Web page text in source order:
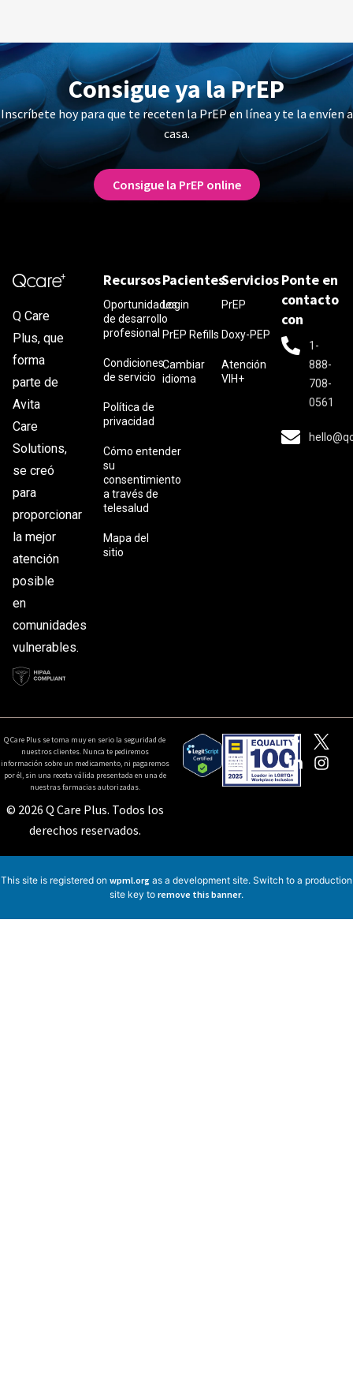
Consigue ya la PrEP
Inscríbete hoy para que te receten la PrEP en línea y te la envíen a
casa.
Consigue la PrEP online
Q Care
Plus, que
forma
parte de
Avita
Care
Solutions,
se creó
para
proporcionar
la mejor
atención
posible
en
comunidades
vulnerables.
Recursos
Oportunidades
de desarrollo
profesional
Condiciones
de servicio
Política de
privacidad
Cómo entender
su
consentimiento
a través de
telesalud
Mapa del
sitio
Pacientes
Login
PrEP Refills
Cambiar
idioma
Servicios
PrEP
Doxy-PEP
Atención
VIH+
Ponte en
contacto
con
1-
888-
708-
0561
Q Care Plus se toma muy en serio la seguridad de
nuestros clientes. Nunca te pediremos
información sobre un medicamento, ni pagaremos
por él, sin una receta válida presentada en una de
nuestras farmacias autorizadas.
© 2026 Q Care Plus. Todos los
derechos reservados.
This site is registered on wpml.org as a development site. Switch to a production
site key to remove this banner.